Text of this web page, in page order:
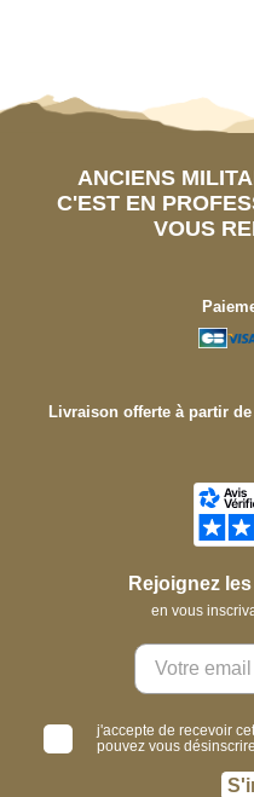
ANCIENS
C'EST EN
VOUS
Livraison offerte à partir
Rejoignez
en vous
j'accepte de recevoir
pouvez vous